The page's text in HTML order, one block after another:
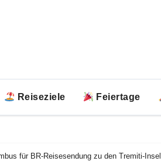
Reiseziele Feiertage
für BR-Reisesendung zu den Tremiti-